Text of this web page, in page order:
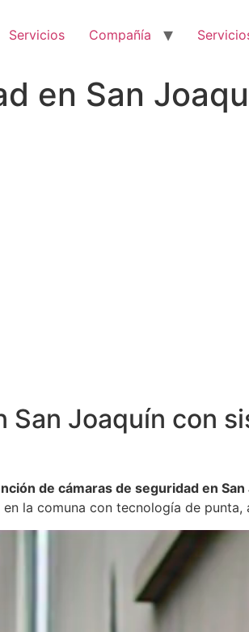
Servicios Compañía
en San
San Joaquín con
de cámaras de seguridad en San
la comuna con tecnología de